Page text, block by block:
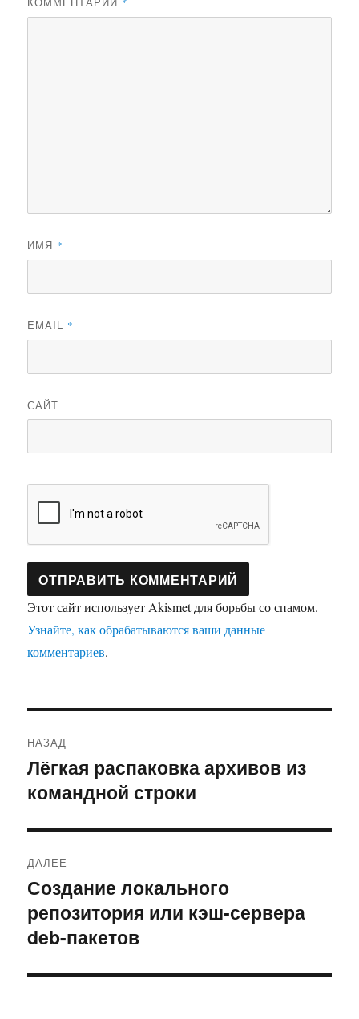
ИМЯ *
EMAIL *
САЙТ
Этот сайт использует Akismet для борьбы со спамом.
Узнайте, как обрабатываются ваши данные
комментариев.
по
записям
НАЗАД
Предыдущая
запись:
Лёгкая распаковка архивов из
командной строки
ДАЛЕЕ
Следующая
запись:
Создание локального
репозитория или кэш-сервера
deb-пакетов